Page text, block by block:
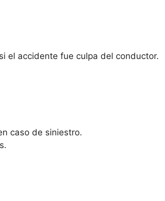
el accidente fue culpa del conductor.
caso de siniestro.